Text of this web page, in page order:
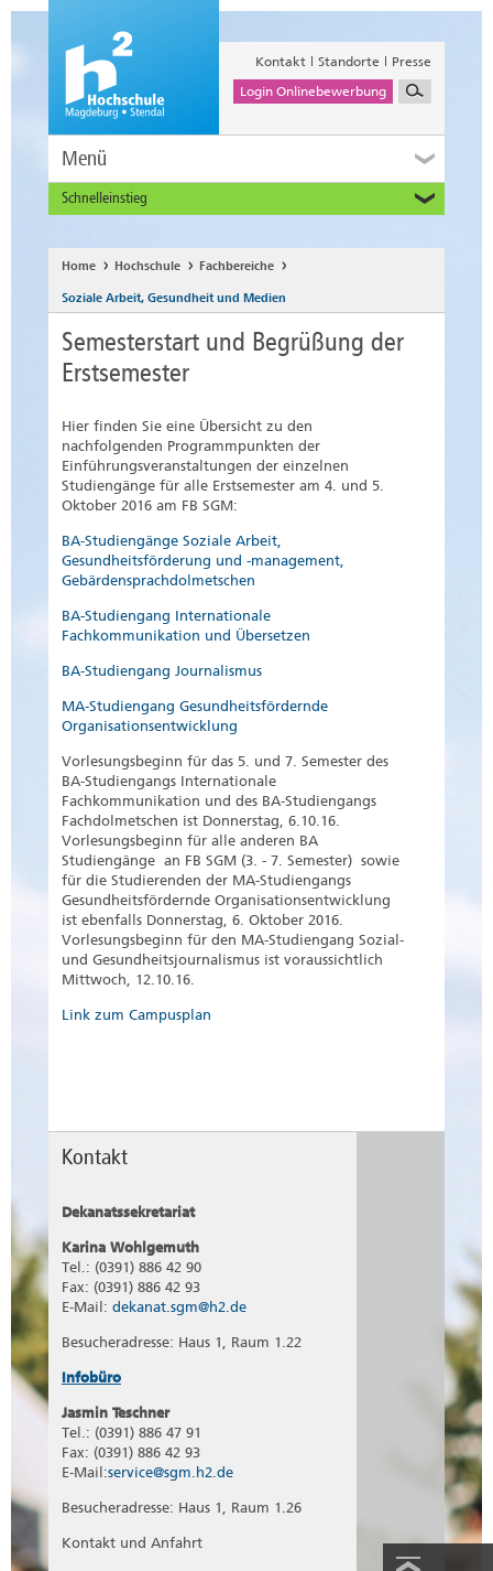
Kontakt Standorte
Presse
Login Onlinebewerbung
Menü
Schnelleinstieg
Alumni
Unternehmen und Institutionen
Studierende
Beschäftigte
International
Home Hochschule Fachbereiche
Soziale Arbeit, Gesundheit und Medien
Semesterstart und Begrüßung der
Erstsemester
Hier finden Sie eine Übersicht zu den
nachfolgenden Programmpunkten der
Einführungsveranstaltungen der einzelnen
Studiengänge für alle Erstsemester am 4. und 5.
Oktober 2016 am FB SGM:
BA-Studiengänge Soziale Arbeit,
Gesundheitsförderung und -management,
Gebärdensprachdolmetschen
BA-Studiengang Internationale
Fachkommunikation und Übersetzen
BA-Studiengang Journalismus
MA-Studiengang Gesundheitsfördernde
Organisationsentwicklung
Vorlesungsbeginn für das 5. und 7. Semester des
BA-Studiengangs Internationale
Fachkommunikation und des BA-Studiengangs
Fachdolmetschen ist Donnerstag, 6.10.16.
Vorlesungsbeginn für alle anderen BA
Studiengänge an FB SGM (3. - 7. Semester) sowie
für die Studierenden der MA-Studiengangs
Gesundheitsfördernde Organisationsentwicklung
ist ebenfalls Donnerstag, 6. Oktober 2016.
Vorlesungsbeginn für den MA-Studiengang Sozial-
und Gesundheitsjournalismus ist voraussichtlich
Mittwoch, 12.10.16.
Link zum Campusplan
Kontakt
Dekanatssekretariat
Karina Wohlgemuth
Tel.: (0391) 886 42 90
Fax: (0391) 886 42 93
E-Mail: dekanat.sgm@h2.de
Besucheradresse: Haus 1, Raum 1.22
Infobüro
Jasmin Teschner
Tel.: (0391) 886 47 91
Fax: (0391) 886 42 93
E-Mail:service@sgm.h2.de
Besucheradresse: Haus 1, Raum 1.26
Kontakt und Anfahrt